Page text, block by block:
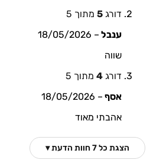
דורג 5 מתוך 5
ענבל –
18/05/2026
שווה
דורג 4 מתוך 5
אסף –
18/05/2026
אהבתי מאוד
הצגת כל 7 חוות הדעת ▾